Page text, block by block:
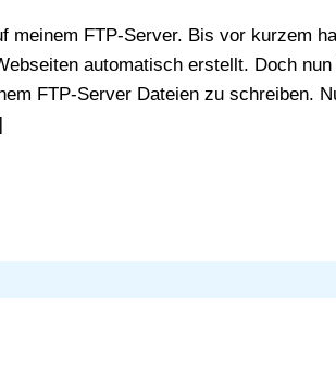
FTP-Server. Bis vor kurzem
automatisch erstellt. Doch
FTP-Server Dateien zu schreiben.